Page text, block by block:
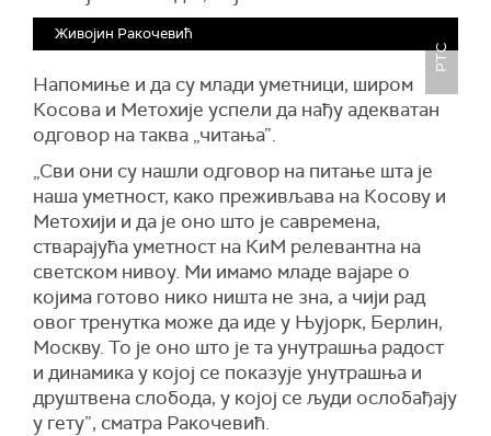
Живојин Ракочевић
РТС
Напомиње и да су млади уметници, широм
Косова и Метохије успели да нађу адекватан
одговор на таква „читања”.
„Сви они су нашли одговор на питање шта је
наша уметност, како преживљава на Косову и
Метохији и да је оно што је савремена,
стварајућа уметност на КиМ релевантна на
светском нивоу. Ми имамо младе вајаре о
којима готово нико ништа не зна, а чији рад
овог тренутка може да иде у Њујорк, Берлин,
Москву. То је оно што је та унутрашња радост
и динамика у којој се показује унутрашња и
друштвена слобода, у којој се људи ослобађају
у гету”, сматра Ракочевић.